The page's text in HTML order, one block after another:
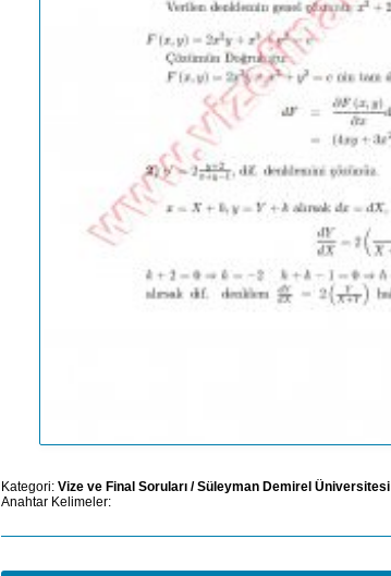
Kategori: Vize ve Final Soruları /Süleyman Demirel Üniversitesi
Anahtar Kelimeler: